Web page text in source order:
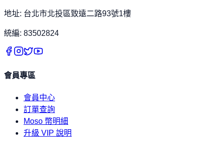
地址: 台北市北投區致遠二路93號1樓
統編: 83502824
會員專區
會員中心
訂單查詢
Moso 幣明細
升級 VIP 說明